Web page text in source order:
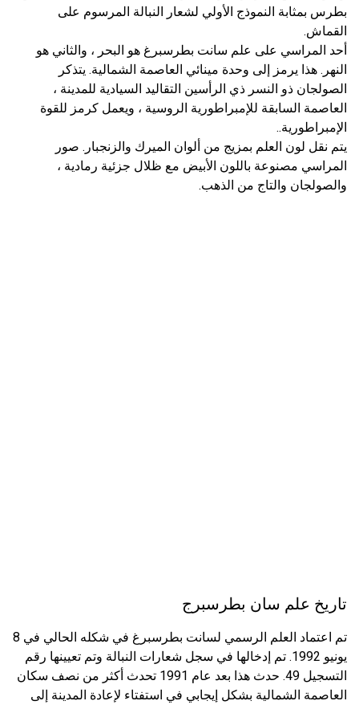
بطرس بمثابة النموذج الأولي لشعار النبالة المرسوم على
القماش.
أحد المراسي على علم سانت بطرسبرغ هو البحر ، والثاني هو
النهر. هذا يرمز إلى وحدة مينائي العاصمة الشمالية. يتذكر
الصولجان ذو النسر ذي الرأسين التقاليد السيادية للمدينة ،
العاصمة السابقة للإمبراطورية الروسية ، ويعمل كرمز للقوة
الإمبراطورية..
يتم نقل لون العلم بمزيج من ألوان الميرك والزنجبار. صور
المراسي مصنوعة باللون الأبيض مع ظلال جزئية رمادية ،
والصولجان والتاج من الذهب.
تاريخ علم سان بطرسبرج
تم اعتماد العلم الرسمي لسانت بطرسبرغ في شكله الحالي في 8
يونيو 1992. تم إدخالها في سجل شعارات النبالة وتم تعيينها رقم
التسجيل 49. حدث هذا بعد عام 1991 تحدث أكثر من نصف سكان
العاصمة الشمالية بشكل إيجابي في استفتاء لإعادة المدينة إلى